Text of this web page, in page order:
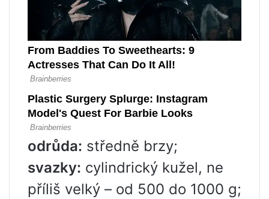
odrůda: středně brzy;
svazky: cylindrický kužel, ne
příliš velký – od 500 do 1000 g;